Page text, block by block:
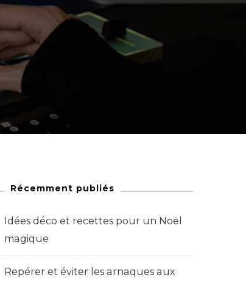
Récemment publiés
Idées déco et recettes pour un Noël
magique
Repérer et éviter les arnaques aux